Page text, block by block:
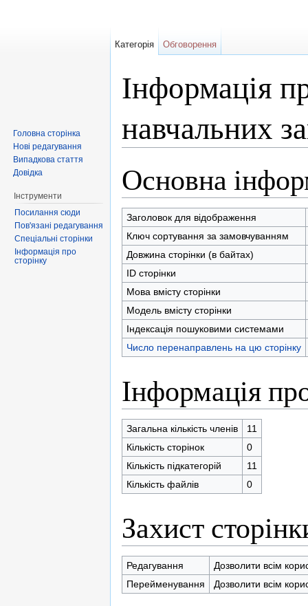
Інформація
навчальних
Основна
Заголовок для відображення
Ключ сортування за замовчуванням
Довжина сторінки (в байтах)
ID сторінки
Мова вмісту сторінки
Модель вмісту сторінки
Індексація пошуковими системами
Число перенаправлень на цю сторінку
Інформація
Загальна кількість членів
11
Кількість сторінок
0
Кількість підкатегорій
11
Кількість файлів
0
Захист
Редагування
Дозволити всім
Перейменування
Дозволити всім
Категорія Обговорення
Головна сторінка
Нові редагування
Випадкова стаття
Довідка
Інструменти
Посилання сюди
Пов'язані редагування
Спеціальні сторінки
Інформація про
сторінку